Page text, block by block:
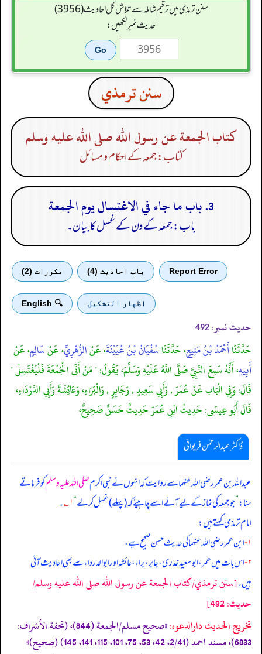
سنن ترمذی میں ترقیم شاملہ سے تلاش کل احادیث (3956)
حدیث نمبر لکھیں:
سنن ترمذي
كتاب الجمعة عن رسول الله صلى الله عليه وسلم
کتاب: جمعہ کے احکام و مسائل
3. باب ما جاء في الاغتسال يوم الجمعة
باب: جمعہ کے دن کے غسل کا بیان۔
Report Error باب احادیث (4) مكررات (2)
اظهار التشكيل 🔍 English
حدیث نمبر: 492
حَدَّثَنَاأَحْمَدُ بْنُ مَنِيعٍ، حَدَّثَنَاسُفْيَانُ بْنُ عُيَيْنَةَ، عَنْالزُّهْرِيِّ، عَنْسَالِمٍ، عَنْ
أَبِيهِ، أَنَّهُ سَمِعَ النَّبِيَّ صَلَّى اللَّهُ عَلَيْهِ وَسَلَّمَ، يَقُولُ: " مَنْ أَتَى الْجُمُعَةَ فَلْيَغْتَسِلْ "
قَالَ: وَفِي الْبَاب عَنْ عُمَرَ , وَأَبِي سَعِيدٍ , وَجَابِرٍ , وَالْبَرَاءِ، وَعَائِشَةَ وَأَبِي الدَّرْدَاءِ،
قَالَ أَبُو عِيسَى: حَدِيثُ ابْنِ عُمَرَ حَدِيثٌ حَسَنٌ صَحِيحٌ،
ڈاکٹر عبدالرحمٰن فریوائی
عبداللہ بن عمر رضی الله عنہما سے روایت کہانہوں نے نبی اکرمصلی اللہ علیہ وسلمکو فرماتے
سنا:”جو جمعہ کی نماز کے لیے آئے اسے چاہیئے کہ (پہلے) غسل کر لے“۱؎ ۔
امام ترمذی کہتے ہیں:
۱- ابن عمر رضی الله عنہما کی حدیث حسن صحیح ہے،
۲- اس بات میں عمر، ابو سعید خدری، جابر، براء، عائشہ اور ابو الدرداء سے بھی احادیث آئی
ہیں۔[سنن ترمذي/كتاب الجمعة عن رسول الله صلى الله عليه وسلم/
حدیث: 492]
تخریج الحدیث دارالدعوہ:
«صحیح مسلم/الجمعة (844)، (تحفة الأشراف:
6833)، مسند احمد (2/41، 42، 53، 75، 101، 115، 141، 145) (صحیح)»